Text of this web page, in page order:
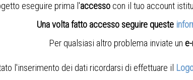
eseguire prima l'accessocon il tuo account
Una volta fatto accesso seguire queste
Per qualsiasi altro problema inviate un
l'inserimento dei dati ricordarsi di effettuare il